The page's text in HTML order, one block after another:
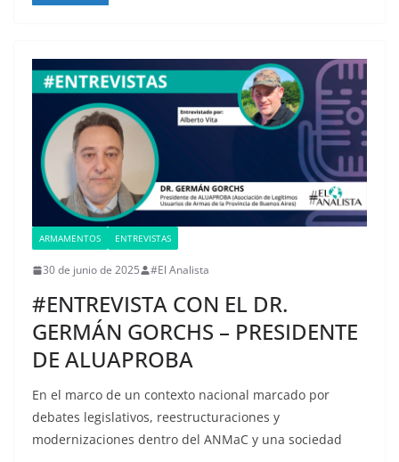
ARMAMENTOS ENTREVISTAS
30 de junio de 2025 #El Analista
#ENTREVISTA CON EL DR.
GERMÁN GORCHS – PRESIDENTE
DE ALUAPROBA
En el marco de un contexto nacional marcado por
debates legislativos, reestructuraciones y
modernizaciones dentro del ANMaC y una sociedad